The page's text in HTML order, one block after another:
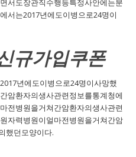
서도장관직수행등특정사안에는분
서는2017년에도이병으로24명이
규가입쿠폰
2017년에도이병으로24명이사망했
암환자의생사관련정보를통계청에
전병원을거쳐간암환자의생사관련
자력병원이얼마전병원을거쳐간암
했던모양이다.